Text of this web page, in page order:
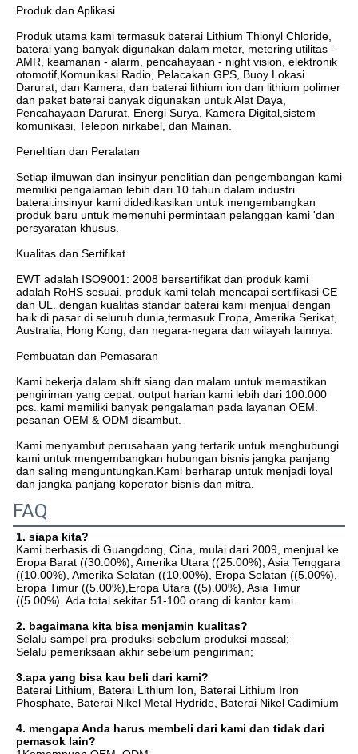
Produk dan Aplikasi
Produk utama kami termasuk baterai Lithium Thionyl Chloride,
baterai yang banyak digunakan dalam meter, metering utilitas -
AMR, keamanan - alarm, pencahayaan - night vision, elektronik
otomotif,Komunikasi Radio, Pelacakan GPS, Buoy Lokasi
Darurat, dan Kamera, dan baterai lithium ion dan lithium polimer
dan paket baterai banyak digunakan untuk Alat Daya,
Pencahayaan Darurat, Energi Surya, Kamera Digital,sistem
komunikasi, Telepon nirkabel, dan Mainan.
Penelitian dan Peralatan
Setiap ilmuwan dan insinyur penelitian dan pengembangan kami
memiliki pengalaman lebih dari 10 tahun dalam industri
baterai.insinyur kami didedikasikan untuk mengembangkan
produk baru untuk memenuhi permintaan pelanggan kami 'dan
persyaratan khusus.
Kualitas dan Sertifikat
EWT adalah ISO9001: 2008 bersertifikat dan produk kami
adalah RoHS sesuai. produk kami telah mencapai sertifikasi CE
dan UL. dengan kualitas standar baterai kami menjual dengan
baik di pasar di seluruh dunia,termasuk Eropa, Amerika Serikat,
Australia, Hong Kong, dan negara-negara dan wilayah lainnya.
Pembuatan dan Pemasaran
Kami bekerja dalam shift siang dan malam untuk memastikan
pengiriman yang cepat. output harian kami lebih dari 100.000
pcs. kami memiliki banyak pengalaman pada layanan OEM.
pesanan OEM & ODM disambut.
Kami menyambut perusahaan yang tertarik untuk menghubungi
kami untuk mengembangkan hubungan bisnis jangka panjang
dan saling menguntungkan.Kami berharap untuk menjadi loyal
dan jangka panjang koperator bisnis dan mitra.
FAQ
1. siapa kita?
Kami berbasis di Guangdong, Cina, mulai dari 2009, menjual ke
Eropa Barat ((30.00%), Amerika Utara ((25.00%), Asia Tenggara
((10.00%), Amerika Selatan ((10.00%), Eropa Selatan ((5.00%),
Eropa Timur ((5.00%),Eropa Utara ((5).00%), Asia Timur
((5.00%). Ada total sekitar 51-100 orang di kantor kami.
2. bagaimana kita bisa menjamin kualitas?
Selalu sampel pra-produksi sebelum produksi massal;
Selalu pemeriksaan akhir sebelum pengiriman;
3.apa yang bisa kau beli dari kami?
Baterai Lithium, Baterai Lithium Ion, Baterai Lithium Iron
Phosphate, Baterai Nikel Metal Hydride, Baterai Nikel Cadimium
4. mengapa Anda harus membeli dari kami dan tidak dari
pemasok lain?